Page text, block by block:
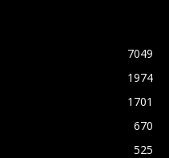
7049
1974
1701
670
525